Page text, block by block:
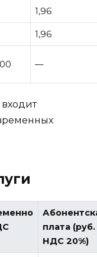
1,96
1,96
—
плата (руб.
НДС 20%)